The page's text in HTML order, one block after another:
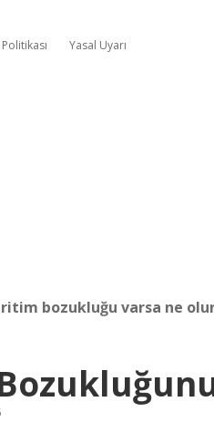
Yasal Uyarı
bozukluğu varsa ne